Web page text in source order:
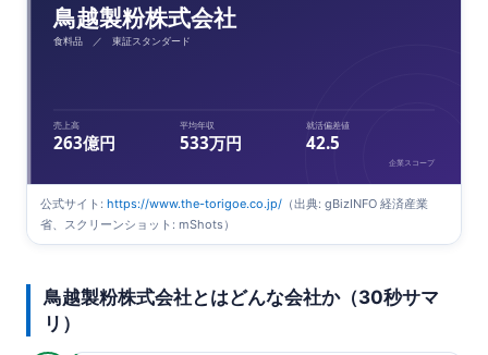
鳥越製粉株式会社
食料品 ／ 東証スタンダード
売上高
263億円
平均年収
533万円
就活偏差値
42.5
企業スコープ
公式サイト: https://www.the-torigoe.co.jp/ （出典: gBizINFO 経済産業
省、スクリーンショット: mShots）
鳥越製粉株式会社とはどんな会社か（30秒サマ
リ）